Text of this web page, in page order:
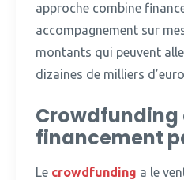
approche combine
accompagnement sur
montants qui peuvent
dizaines de milliers
Crowdfunding
financement
Le crowdfunding a le